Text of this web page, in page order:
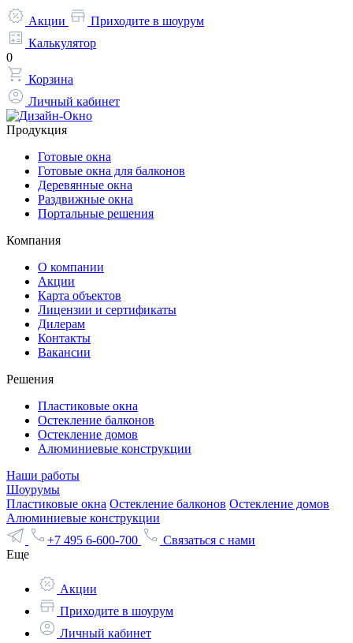
Акции
Приходите в шоурум
Калькулятор
0
Корзина
Личный кабинет
Продукция
Готовые окна
Готовые окна для балконов
Деревянные окна
Раздвижные окна
Портальные решения
Компания
О компании
Акции
Карта объектов
Лицензии и сертификаты
Дилерам
Контакты
Вакансии
Решения
Пластиковые окна
Остекление балконов
Остекление домов
Алюминиевые конструкции
Наши работы
Шоурумы
Пластиковые окна Остекление балконов Остекление домов
Алюминиевые конструкции
+7 495 6-600-700
Связаться с нами
Еще
Акции
Приходите в шоурум
Личный кабинет